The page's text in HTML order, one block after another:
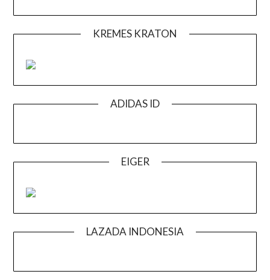
KREMES KRATON
ADIDAS ID
EIGER
LAZADA INDONESIA